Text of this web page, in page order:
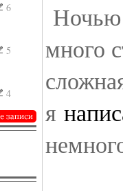
6
5
4
Ночью
много
я